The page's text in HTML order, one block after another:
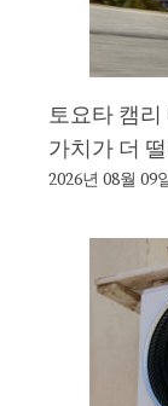
토요타 캠
가치가 더
2026년 08월 09